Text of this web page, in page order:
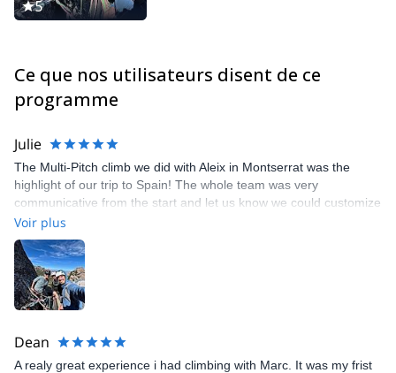
Ma formation formelle a commencé en 2011, puisque je suis
diplôme de technicien sportif d'escalade.
Non satisfait de cela, j'ai poursuivi ma formation pour obtenir le
technicien sportif supérieur en escalade.
5
Ce que nos utilisateurs disent de ce
programme
Julie
The Multi-Pitch climb we did with Aleix in Montserrat was the
highlight of our trip to Spain! The whole team was very
communicative from the start and let us know we could customize
the experience how we wanted. Aleix took the time to teach us
the fundamentals of Multi-Pitch climbing and was knowledgeable
and supportive throughout. Not to mention he was so much fun to
hang out with for the day! I cannot recommend this experience
enough!
Voir plus
Dean
A realy great experience i had climbing with Marc. It was my frist